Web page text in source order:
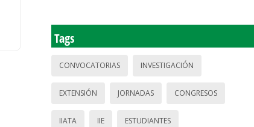
Tags
CONVOCATORIAS INVESTIGACIÓN
EXTENSIÓN JORNADAS CONGRESOS
IIATA IIE ESTUDIANTES